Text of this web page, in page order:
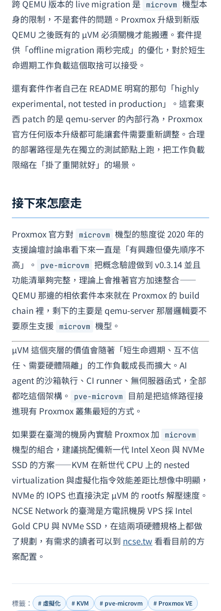
跨 QEMU 版本的 live migration 是 microvm 機型本
身的限制，不是套件的問題。Proxmox 升級到新版
QEMU 之後既有的 µVM 必須關機才能搬遷。套件提
供「offline migration 兩秒完成」的優化，對於短生
命週期工作負載這個取捨可以接受。
還有套件作者自己在 README 明寫的那句「highly
experimental, not tested in production」。這套東
西 patch 的是 qemu-server 的內部行為，Proxmox
官方任何版本升級都可能讓套件需要重新調整。合理
的部署路徑是先在獨立的測試節點上跑，把工作負載
限縮在「掛了重開就好」的場景。
接下來怎麼走
Proxmox 官方對 microvm 機型的態度從 2020 年的
支援論壇討論串看下來一直是「有興趣但優先順序不
高」。
pve-microvm 把概念驗證做到 v0.3.14 並且
功能清單夠完整，理論上會推著官方加速整合——
QEMU 那邊的相依套件本來就在 Proxmox 的 build
chain 裡，剩下的主要是 qemu-server 那層邏輯要不
要原生支援
microvm 機型。
µVM 這個夾層的價值會隨著「短生命週期、互不信
任、需要硬體隔離」的工作負載成長而擴大。AI
agent 的沙箱執行、CI runner、無伺服器函式，全部
都吃這個架構。
pve-microvm
目前是把這條路徑接
進現有 Proxmox 叢集最短的方式。
如果要在臺灣的機房內實驗 Proxmox 加
microvm
機型的組合，建議挑配備新一代 Intel Xeon 與 NVMe
SSD 的方案——KVM 在新世代 CPU 上的 nested
virtualization 與虛擬化指令效能差距比想像中明顯，
NVMe 的 IOPS 也直接決定 µVM 的 rootfs 解壓速度。
NCSE Network 的臺灣是方電訊機房 VPS 採 Intel
Gold CPU 與 NVMe SSD，在這兩項硬體規格上都做
了規劃，有需求的讀者可以到 ncse.tw 看看目前的方
案配置。
標籤： # 虛擬化 # KVM # pve-microvm
# Proxmox VE